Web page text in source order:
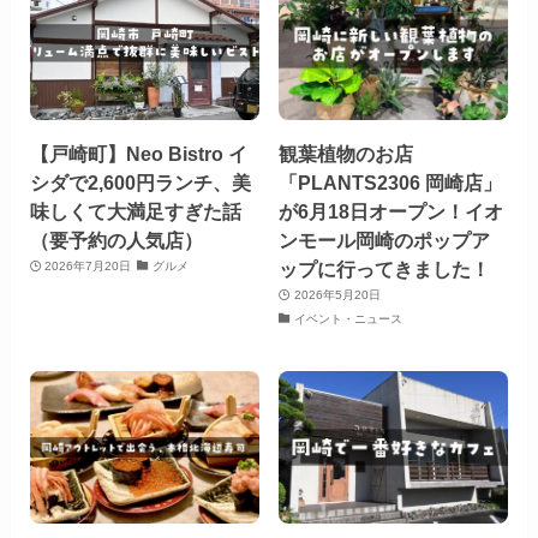
【戸崎町】Neo Bistro イ
シダで2,600円ランチ、美
味しくて大満足すぎた話
（要予約の人気店）
2026年7月20日 グルメ
観葉植物のお店
「PLANTS2306 岡崎店」
が6月18日オープン！イオ
ンモール岡崎のポップア
ップに行ってきました！
2026年5月20日
イベント・ニュース